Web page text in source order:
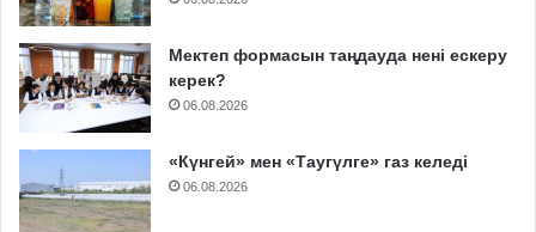
Мектеп формасын таңдауда нені ескеру
керек?
06.08.2026
«Күнгей» мен «Таугүлге» газ келеді
06.08.2026